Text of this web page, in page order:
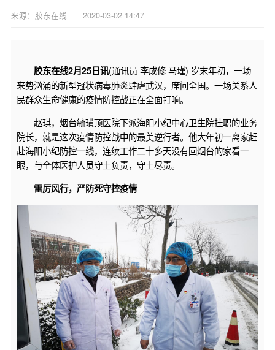
来源：胶东在线 2020-03-02 14:47
胶东在线2月25日讯(通讯员 李成修 马瑾) 岁末年初，一场
来势汹涌的新型冠状病毒肺炎肆虐武汉，席间全国。一场关系人
民群众生命健康的疫情防控战正在全面打响。
赵琪，烟台毓璜顶医院下派海阳小纪中心卫生院挂职的业务
院长，就是这次疫情防控战中的最美逆行者。他大年初一离家赶
赴海阳小纪防控一线，连续工作二十多天没有回烟台的家看一
眼，与全体医护人员守土负责，守土尽责。
雷厉风行， 严防死守控疫情